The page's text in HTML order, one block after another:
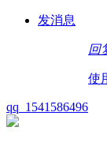
发消息
回
使
qq_1541586496